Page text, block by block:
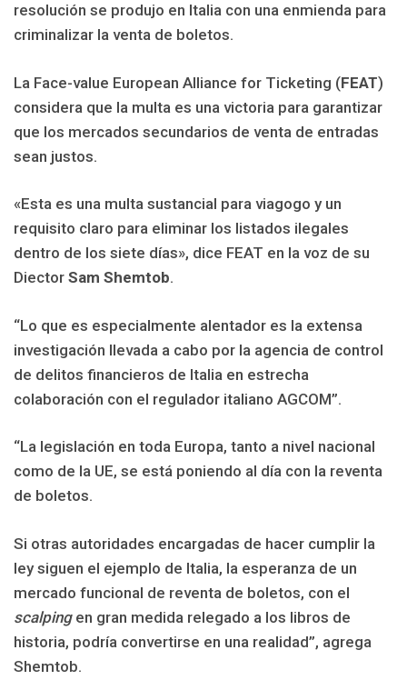
resolución se produjo en Italia con una enmienda para
criminalizar la venta de boletos.
La Face-value European Alliance for Ticketing (FEAT)
considera que la multa es una victoria para garantizar
que los mercados secundarios de venta de entradas
sean justos.
«Esta es una multa sustancial para viagogo y un
requisito claro para eliminar los listados ilegales
dentro de los siete días», dice FEAT en la voz de su
Diector Sam Shemtob.
“Lo que es especialmente alentador es la extensa
investigación llevada a cabo por la agencia de control
de delitos financieros de Italia en estrecha
colaboración con el regulador italiano AGCOM”.
“La legislación en toda Europa, tanto a nivel nacional
como de la UE, se está poniendo al día con la reventa
de boletos.
Si otras autoridades encargadas de hacer cumplir la
ley siguen el ejemplo de Italia, la esperanza de un
mercado funcional de reventa de boletos, con el
scalpingen gran medida relegado a los libros de
historia, podría convertirse en una realidad”, agrega
Shemtob.